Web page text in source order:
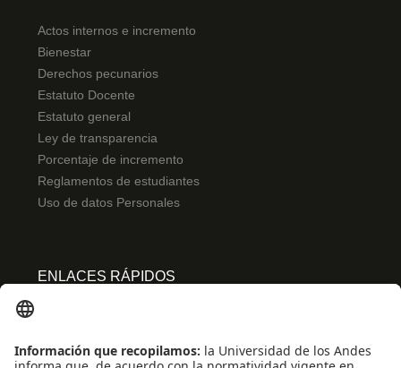
Actos internos e incremento
Bienestar
Derechos pecunarios
Estatuto Docente
Estatuto general
Ley de transparencia
Porcentaje de incremento
Reglamentos de estudiantes
Uso de datos Personales
ENLACES RÁPIDOS
Convivencia y transparencia